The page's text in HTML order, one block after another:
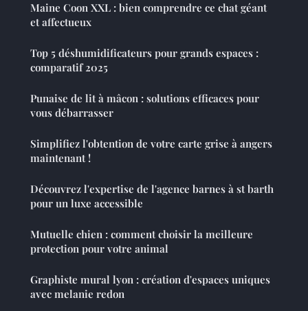
Maine Coon XXL : bien comprendre ce chat géant
et affectueux
Top 5 déshumidificateurs pour grands espaces :
comparatif 2025
Punaise de lit à mâcon : solutions efficaces pour
vous débarrasser
Simplifiez l'obtention de votre carte grise à angers
maintenant !
Découvrez l'expertise de l'agence barnes à st barth
pour un luxe accessible
Mutuelle chien : comment choisir la meilleure
protection pour votre animal
Graphiste mural lyon : création d'espaces uniques
avec melanie redon